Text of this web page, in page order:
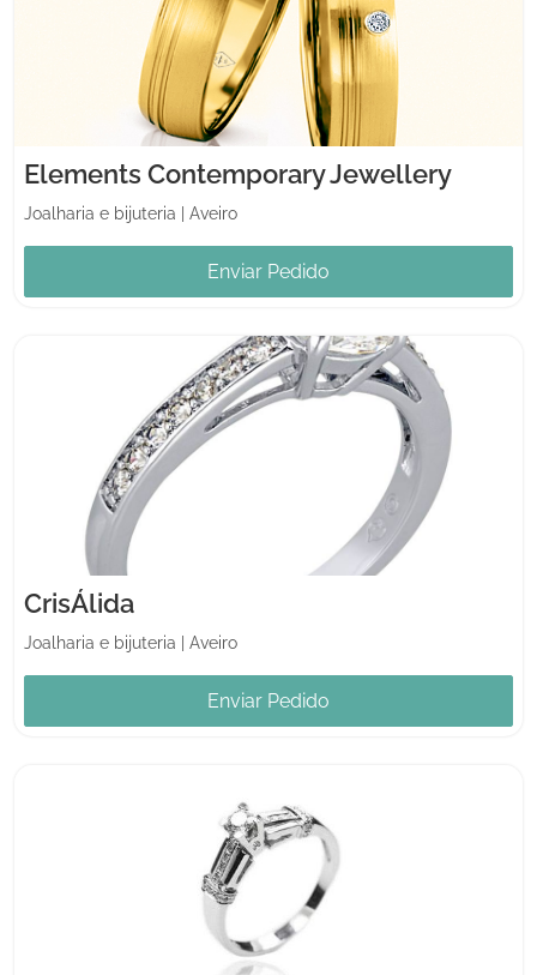
Elements Contemporary Jewellery
Joalharia e bijuteria Aveiro
Enviar Pedido
CrisÁlida
Joalharia e bijuteria Aveiro
Enviar Pedido